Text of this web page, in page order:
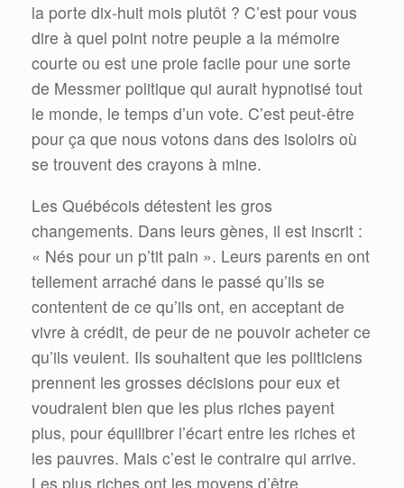
la porte dix-huit mois plutôt ? C’est pour vous
dire à quel point notre peuple a la mémoire
courte ou est une proie facile pour une sorte
de Messmer politique qui aurait hypnotisé tout
le monde, le temps d’un vote. C’est peut-être
pour ça que nous votons dans des isoloirs où
se trouvent des crayons à mine.
Les Québécois détestent les gros
changements. Dans leurs gènes, il est inscrit :
« Nés pour un p’tit pain ». Leurs parents en ont
tellement arraché dans le passé qu’ils se
contentent de ce qu’ils ont, en acceptant de
vivre à crédit, de peur de ne pouvoir acheter ce
qu’ils veulent. Ils souhaitent que les politiciens
prennent les grosses décisions pour eux et
voudraient bien que les plus riches payent
plus, pour équilibrer l’écart entre les riches et
les pauvres. Mais c’est le contraire qui arrive.
Les plus riches ont les moyens d’être